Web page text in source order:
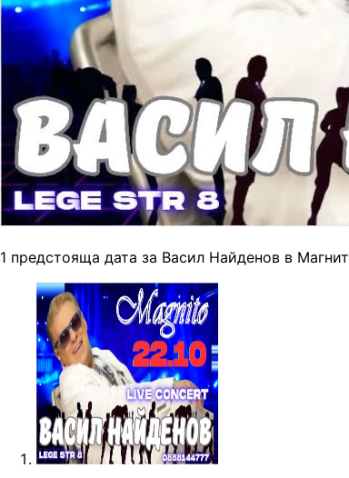
1 предстояща дата за Васил Найденов в